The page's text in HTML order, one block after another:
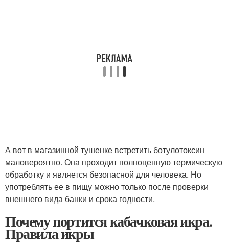
А вот в магазинной тушенке встретить ботулотоксин
маловероятно. Она проходит полноценную термическую
обработку и является безопасной для человека. Но
употреблять ее в пищу можно только после проверки
внешнего вида банки и срока годности.
Почему портится кабачковая икра.
Правила икры